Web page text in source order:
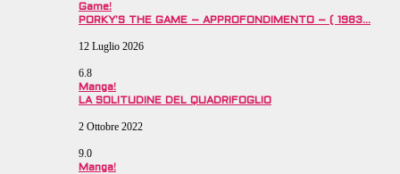
Game!
PORKY’S THE GAME – APPROFONDIMENTO – ( 1983…
12 Luglio 2026
6.8
Manga!
LA SOLITUDINE DEL QUADRIFOGLIO
2 Ottobre 2022
9.0
Manga!